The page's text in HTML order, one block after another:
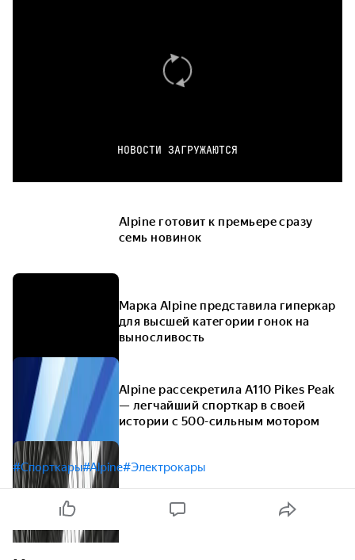
НОВОСТИ ЗАГРУЖАЮТСЯ
Alpine готовит к премьере сразу
семь новинок
Марка Alpine представила гиперкар
для высшей категории гонок на
выносливость
Alpine рассекретила A110 Pikes Peak
— легчайший спорткар в своей
истории с 500-сильным мотором
#Спорткары#Alpine#Электрокары